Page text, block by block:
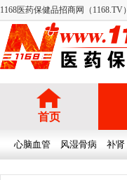
1168医药保健品招商网（1168.TV）
首页
心脑血管 风湿骨病 补肾